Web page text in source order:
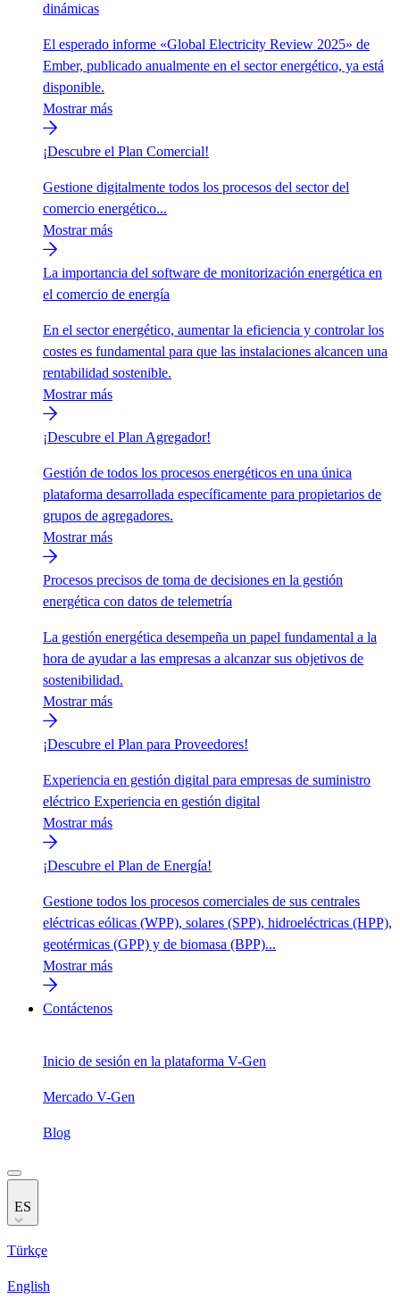
dinámicas
El esperado informe «Global Electricity Review 2025» de
Ember, publicado anualmente en el sector energético, ya está
disponible.
Mostrar más
¡Descubre el Plan Comercial!
Gestione digitalmente todos los procesos del sector del
comercio energético...
Mostrar más
La importancia del software de monitorización energética en
el comercio de energía
En el sector energético, aumentar la eficiencia y controlar los
costes es fundamental para que las instalaciones alcancen una
rentabilidad sostenible.
Mostrar más
¡Descubre el Plan Agregador!
Gestión de todos los procesos energéticos en una única
plataforma desarrollada específicamente para propietarios de
grupos de agregadores.
Mostrar más
Procesos precisos de toma de decisiones en la gestión
energética con datos de telemetría
La gestión energética desempeña un papel fundamental a la
hora de ayudar a las empresas a alcanzar sus objetivos de
sostenibilidad.
Mostrar más
¡Descubre el Plan para Proveedores!
Experiencia en gestión digital para empresas de suministro
eléctrico Experiencia en gestión digital
Mostrar más
¡Descubre el Plan de Energía!
Gestione todos los procesos comerciales de sus centrales
eléctricas eólicas (WPP), solares (SPP), hidroeléctricas (HPP),
geotérmicas (GPP) y de biomasa (BPP)...
Mostrar más
Contáctenos
Inicio de sesión en la plataforma V-Gen
Mercado V-Gen
Blog
ES
Türkçe
English